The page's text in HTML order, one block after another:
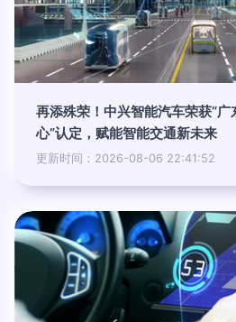
再添殊荣！中兴智能汽车荣获“
心”认定，赋能智能交通新未来
更新时间：2026-08-06 22:41:52